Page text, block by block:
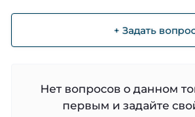
+ Задать
Нет вопросов о данном
первым и задайте